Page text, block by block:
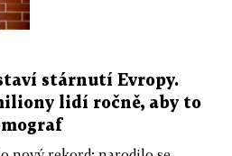
stárnutí Evropy.
lidí ročně, aby to